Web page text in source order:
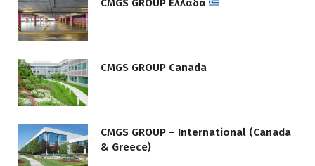
CMGS GROUP Ελλάδα
CMGS GROUP Canada
CMGS GROUP – International (Canada
& Greece)